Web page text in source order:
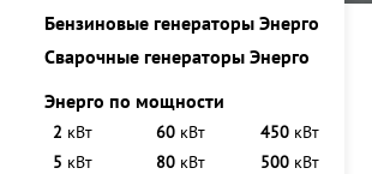
Бензиновые генераторы Энерго
Сварочные генераторы Энерго
Энерго по мощности
2 кВт
5 кВт
60 кВт
80 кВт
450 кВт
500 кВт